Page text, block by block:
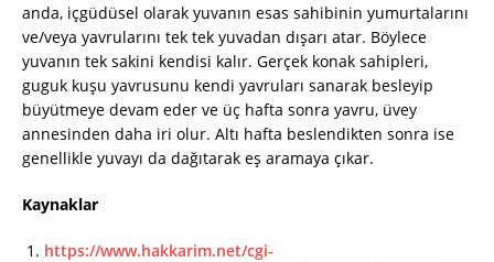
anda, içgüdüsel olarak yuvanın esas sahibinin yumurtalarını
ve/veya yavrularını tek tek yuvadan dışarı atar. Böylece
yuvanın tek sakini kendisi kalır. Gerçek konak sahipleri,
guguk kuşu yavrusunu kendi yavruları sanarak besleyip
büyütmeye devam eder ve üç hafta sonra yavru, üvey
annesinden daha iri olur. Altı hafta beslendikten sonra ise
genellikle yuvayı da dağıtarak eş aramaya çıkar.
Kaynaklar
https://www.hakkarim.net/cgi-